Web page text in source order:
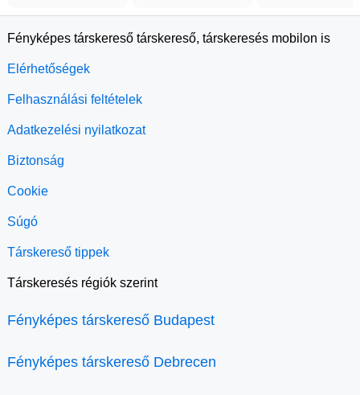
Fényképes társkereső társkereső, társkeresés mobilon is
Elérhetőségek
Felhasználási feltételek
Adatkezelési nyilatkozat
Biztonság
Cookie
Súgó
Társkereső tippek
Társkeresés régiók szerint
Fényképes társkereső Budapest
Fényképes társkereső Debrecen